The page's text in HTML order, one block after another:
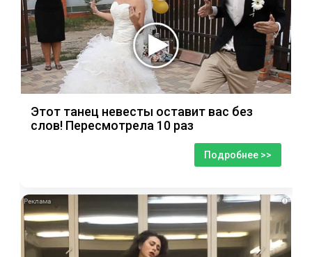
Этот танец невесты оставит вас без
слов! Пересмотрела 10 раз
Подробнее >>
i